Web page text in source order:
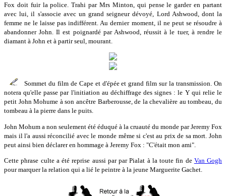
Fox doit fuir la police. Trahi par Mrs Minton, qui pense le garder en partant
avec lui, il s'associe avec un grand seigneur dévoyé, Lord Ashwood, dont la
femme ne le laisse pas indifférent. Au dernier moment, il ne peut se résoudre à
abandonner John. Il est poignardé par Ashwood, réussit à le tuer, à rendre le
diamant à John et à partir seul, mourant.
Sommet du film de Cape et d'épée et grand film sur la transmission. On
notera qu'elle passe par l'initiation au déchiffrage des signes : le Y qui relie le
petit John Mohume à son ancêtre Barberousse, de la chevalière au tombeau, du
tombeau à la pierre dans le puits.
John Mohum a non seulement été éduqué à la cruauté du monde par Jeremy Fox
mais il l'a aussi réconcilié avec le monde même si c'est au prix de sa mort. John
peut ainsi bien déclarer en hommage à Jeremy Fox : "C'était mon ami".
Cette phrase culte a été reprise aussi par par Pialat à la toute fin de Van Gogh
pour marquer la relation qui a lié le peintre à la jeune Marguerite Gachet.